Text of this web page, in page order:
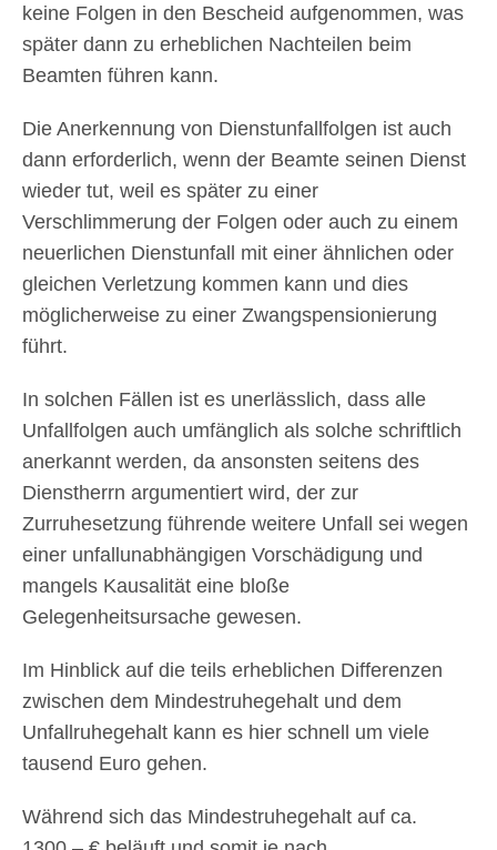
keine Folgen in den Bescheid aufgenommen, was
später dann zu erheblichen Nachteilen beim
Beamten führen kann.
Die Anerkennung von Dienstunfallfolgen ist auch
dann erforderlich, wenn der Beamte seinen Dienst
wieder tut, weil es später zu einer
Verschlimmerung der Folgen oder auch zu einem
neuerlichen Dienstunfall mit einer ähnlichen oder
gleichen Verletzung kommen kann und dies
möglicherweise zu einer Zwangspensionierung
führt.
In solchen Fällen ist es unerlässlich, dass alle
Unfallfolgen auch umfänglich als solche schriftlich
anerkannt werden, da ansonsten seitens des
Dienstherrn argumentiert wird, der zur
Zurruhesetzung führende weitere Unfall sei wegen
einer unfallunabhängigen Vorschädigung und
mangels Kausalität eine bloße
Gelegenheitsursache gewesen.
Im Hinblick auf die teils erheblichen Differenzen
zwischen dem Mindestruhegehalt und dem
Unfallruhegehalt kann es hier schnell um viele
tausend Euro gehen.
Während sich das Mindestruhegehalt auf ca.